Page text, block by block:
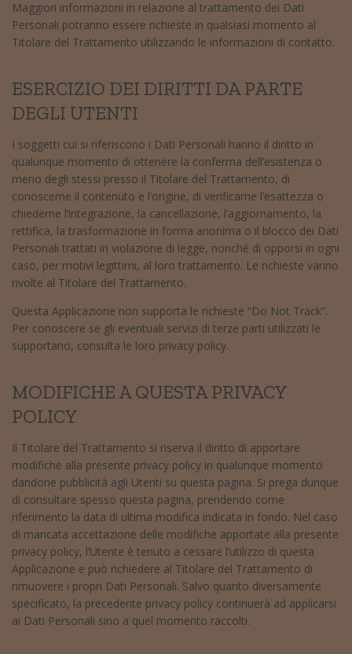
Maggiori informazioni in relazione al trattamento dei Dati
Personali potranno essere richieste in qualsiasi momento al
Titolare del Trattamento utilizzando le informazioni di contatto.
ESERCIZIO DEI DIRITTI DA PARTE
DEGLI UTENTI
I soggetti cui si riferiscono i Dati Personali hanno il diritto in
qualunque momento di ottenere la conferma dell’esistenza o
meno degli stessi presso il Titolare del Trattamento, di
conoscerne il contenuto e l’origine, di verificarne l’esattezza o
chiederne l’integrazione, la cancellazione, l’aggiornamento, la
rettifica, la trasformazione in forma anonima o il blocco dei Dati
Personali trattati in violazione di legge, nonché di opporsi in ogni
caso, per motivi legittimi, al loro trattamento. Le richieste vanno
rivolte al Titolare del Trattamento.
Questa Applicazione non supporta le richieste “Do Not Track”.
Per conoscere se gli eventuali servizi di terze parti utilizzati le
supportano, consulta le loro privacy policy.
MODIFICHE A QUESTA PRIVACY
POLICY
Il Titolare del Trattamento si riserva il diritto di apportare
modifiche alla presente privacy policy in qualunque momento
dandone pubblicità agli Utenti su questa pagina. Si prega dunque
di consultare spesso questa pagina, prendendo come
riferimento la data di ultima modifica indicata in fondo. Nel caso
di mancata accettazione delle modifiche apportate alla presente
privacy policy, l’Utente è tenuto a cessare l’utilizzo di questa
Applicazione e può richiedere al Titolare del Trattamento di
rimuovere i propri Dati Personali. Salvo quanto diversamente
specificato, la precedente privacy policy continuerà ad applicarsi
ai Dati Personali sino a quel momento raccolti.